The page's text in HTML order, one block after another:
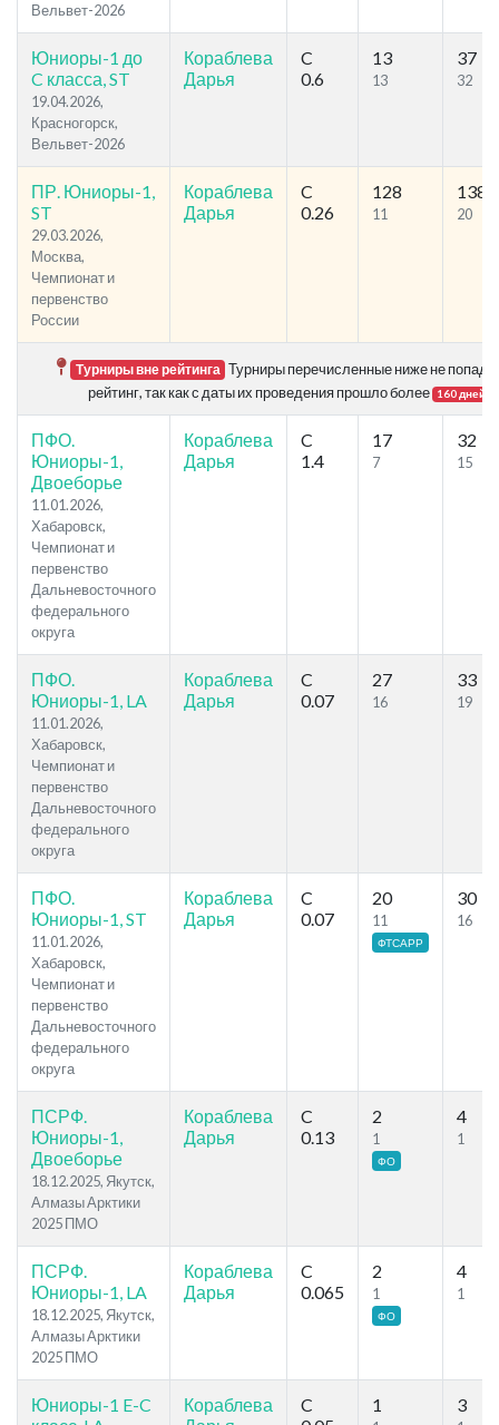
Вельвет-2026
Юниоры-1 до
C класса, ST
19.04.2026,
Красногорск,
Вельвет-2026
Кораблева
Дарья
C
0.6
13
13
37
32
ПР. Юниоры-1,
ST
29.03.2026,
Москва,
Чемпионат и
первенство
России
Кораблева
Дарья
C
0.26
128
11
138
20
Турниры вне рейтинга Турниры перечисленные ниже не
рейтинг, так как с даты их проведения прошло более
160 дней
ПФО.
Юниоры-1,
Двоеборье
11.01.2026,
Хабаровск,
Чемпионат и
первенство
Дальневосточного
федерального
округа
Кораблева
Дарья
C
1.4
17
7
32
15
ПФО.
Юниоры-1, LA
11.01.2026,
Хабаровск,
Чемпионат и
первенство
Дальневосточного
федерального
округа
Кораблева
Дарья
C
0.07
27
16
33
19
ПФО.
Юниоры-1, ST
11.01.2026,
Хабаровск,
Чемпионат и
первенство
Дальневосточного
федерального
округа
Кораблева
Дарья
C
0.07
20
11
ФТСАРР
30
16
ПСРФ.
Юниоры-1,
Двоеборье
18.12.2025, Якутск,
Алмазы Арктики
2025 ПМО
Кораблева
Дарья
C
0.13
2
1
ФО
4
1
ПСРФ.
Юниоры-1, LA
18.12.2025, Якутск,
Алмазы Арктики
2025 ПМО
Кораблева
Дарья
C
0.065
2
1
ФО
4
1
Юниоры-1 E-C
Кораблева
C
1 3